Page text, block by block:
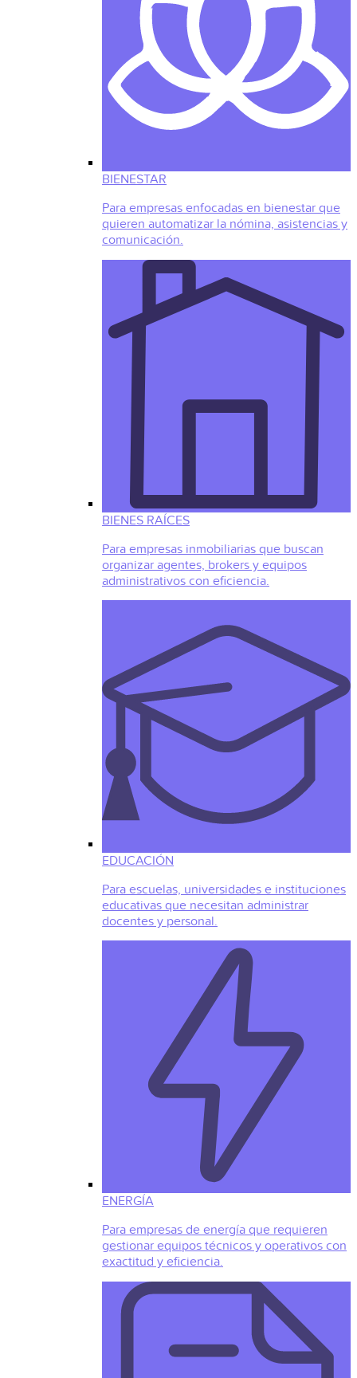
BIENESTAR
Para empresas enfocadas en bienestar que
quieren automatizar la nómina, asistencias y
comunicación.
BIENES RAÍCES
Para empresas inmobiliarias que buscan
organizar agentes, brokers y equipos
administrativos con eficiencia.
EDUCACIÓN
Para escuelas, universidades e instituciones
educativas que necesitan administrar
docentes y personal.
ENERGÍA
Para empresas de energía que requieren
gestionar equipos técnicos y operativos con
exactitud y eficiencia.